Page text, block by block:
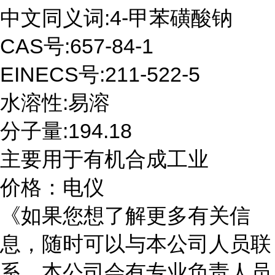
中文同义词:4-甲苯磺酸钠
CAS号:657-84-1
EINECS号:211-522-5
水溶性:易溶
分子量:194.18
主要用于有机合成工业
价格：电仪
《如果您想了解更多有关信
息，随时可以与本公司人员联